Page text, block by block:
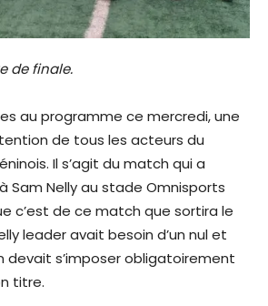
de finale.
au programme ce mercredi, une
de tous les acteurs du
Il s’agit du match qui a
Sam Nelly au stade Omnisports
c’est de ce match que sortira le
leader avait besoin d’un nul et
devait s’imposer obligatoirement
titre.